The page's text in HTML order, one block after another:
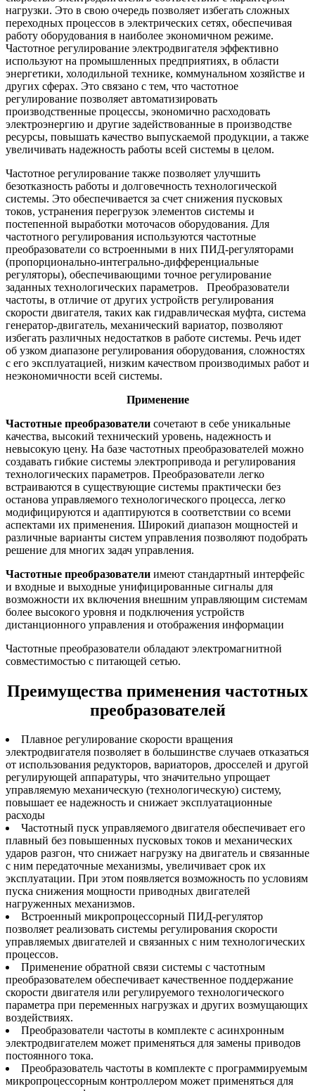
нагрузки. Это в свою очередь позволяет избегать сложных
переходных процессов в электрических сетях, обеспечивая
работу оборудования в наиболее экономичном режиме.
Частотное регулирование электродвигателя эффективно
используют на промышленных предприятиях, в области
энергетики, холодильной технике, коммунальном хозяйстве и
других сферах. Это связано с тем, что частотное
регулирование позволяет автоматизировать
производственные процессы, экономично расходовать
электроэнергию и другие задействованные в производстве
ресурсы, повышать качество выпускаемой продукции, а также
увеличивать надежность работы всей системы в целом.
Частотное регулирование также позволяет улучшить
безотказность работы и долговечность технологической
системы. Это обеспечивается за счет снижения пусковых
токов, устранения перегрузок элементов системы и
постепенной выработки моточасов оборудования. Для
частотного регулирования используются частотные
преобразователи со встроенными в них ПИД-регуляторами
(пропорционально-интегрально-дифференциальные
регуляторы), обеспечивающими точное регулирование
заданных технологических параметров. Преобразователи
частоты, в отличие от других устройств регулирования
скорости двигателя, таких как гидравлическая муфта, система
генератор-двигатель, механический вариатор, позволяют
избегать различных недостатков в работе системы. Речь идет
об узком диапазоне регулирования оборудования, сложностях
с его эксплуатацией, низким качеством производимых работ и
неэкономичности всей системы.
Применение
Частотные преобразователи сочетают в себе уникальные
качества, высокий технический уровень, надежность и
невысокую цену. На базе частотных преобразователей можно
создавать гибкие системы электропривода и регулирования
технологических параметров. Преобразователи легко
встраиваются в существующие системы практически без
останова управляемого технологического процесса, легко
модифицируются и адаптируются в соответствии со всеми
аспектами их применения. Широкий диапазон мощностей и
различные варианты систем управления позволяют подобрать
решение для многих задач управления.
Частотные преобразователи имеют стандартный интерфейс
и входные и выходные унифицированные сигналы для
возможности их включения внешним управляющим системам
более высокого уровня и подключения устройств
дистанционного управления и отображения информации
Частотные преобразователи обладают электромагнитной
совместимостью с питающей сетью.
Преимущества применения частотных
преобразователей
Плавное регулирование скорости вращения
электродвигателя позволяет в большинстве случаев отказаться
от использования редукторов, вариаторов, дросселей и другой
регулирующей аппаратуры, что значительно упрощает
управляемую механическую (технологическую) систему,
повышает ее надежность и снижает эксплуатационные
расходы
Частотный пуск управляемого двигателя обеспечивает его
плавный без повышенных пусковых токов и механических
ударов разгон, что снижает нагрузку на двигатель и связанные
с ним передаточные механизмы, увеличивает срок их
эксплуатации. При этом появляется возможность по условиям
пуска снижения мощности приводных двигателей
нагруженных механизмов.
Встроенный микропроцессорный ПИД-регулятор
позволяет реализовать системы регулирования скорости
управляемых двигателей и связанных с ним технологических
процессов.
Применение обратной связи системы с частотным
преобразователем обеспечивает качественное поддержание
скорости двигателя или регулируемого технологического
параметра при переменных нагрузках и других возмущающих
воздействиях.
Преобразователи частоты в комплекте с асинхронным
электродвигателем может применяться для замены приводов
постоянного тока.
Преобразователь частоты в комплекте с программируемым
микропроцессорным контроллером может применяться для